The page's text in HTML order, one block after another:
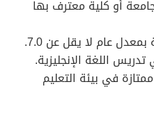
سنوات في جامعة أو كلية معترف بها
في بيئة التعليم